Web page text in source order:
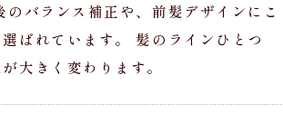
のバランス補正や、前髪デザインにこ
ばれています。 髪のラインひとつ
大きく変わります。